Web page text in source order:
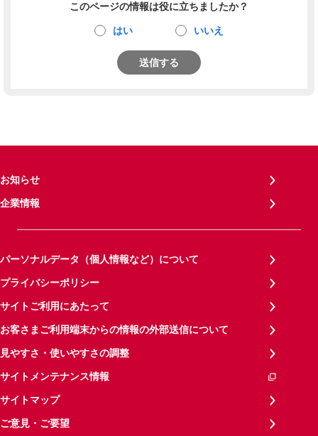
このページの情報は役に立ちましたか？
はい いいえ
送信する
お知らせ
企業情報
パーソナルデータ（個人情報など）について
プライバシーポリシー
サイトご利用にあたって
お客さまご利用端末からの情報の外部送信について
見やすさ・使いやすさの調整
サイトメンテナンス情報
サイトマップ
ご意見・ご要望